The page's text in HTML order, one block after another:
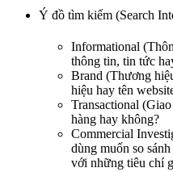
Ý đồ tìm kiếm (Search
Informational
thông tin, tin tức
Brand (Thương
hiệu hay tên
Transactional
hàng hay không?
Commercial
dùng muốn so
với những tiêu chí